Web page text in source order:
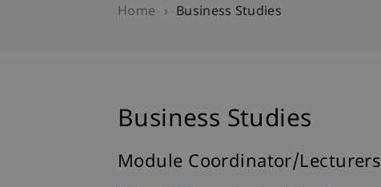
Home Business Studies
Business Studies
Module Coordinator/Lecturers